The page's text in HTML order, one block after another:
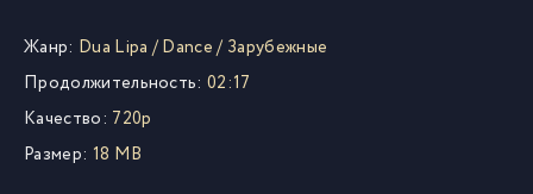
Жанр: Dua Lipa /Dance/ Зарубежные
Продолжительность: 02:17
Качество: 720p
Размер: 18 MB